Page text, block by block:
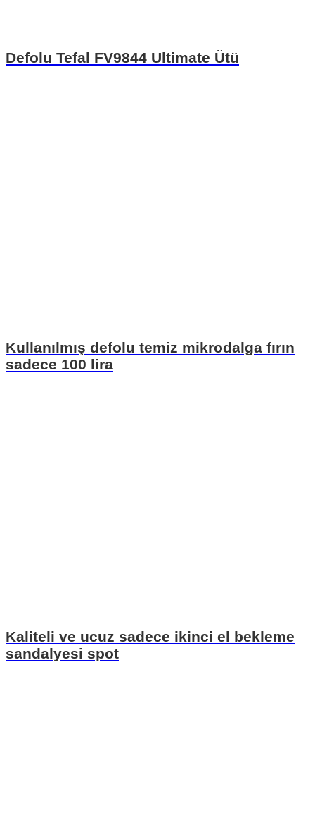
Defolu Tefal FV9844 Ultimate Ütü
Kullanılmış defolu temiz mikrodalga fırın
sadece 100 lira
Kaliteli ve ucuz sadece ikinci el bekleme
sandalyesi spot